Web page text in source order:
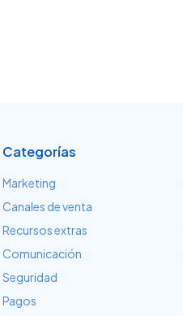
Categorías
Marketing
Canales de venta
Recursos extras
Comunicación
Seguridad
Pagos